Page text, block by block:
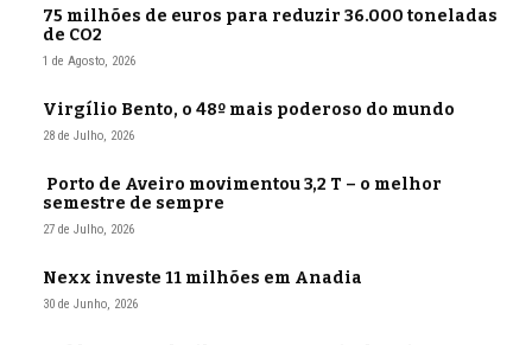
75 milhões de euros para reduzir 36.000 toneladas
de CO2
1 de Agosto, 2026
Virgílio Bento, o 48º mais poderoso do mundo
28 de Julho, 2026
Porto de Aveiro movimentou 3,2 T – o melhor
semestre de sempre
27 de Julho, 2026
Nexx investe 11 milhões em Anadia
30 de Junho, 2026